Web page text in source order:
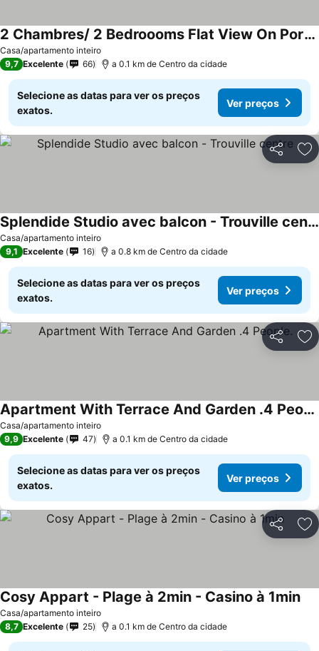
Casa/apartamento inteiro
2 Chambres/ 2 Bedroooms Flat View On Port And Casino Hotel Spa
9,7 Excelente 66 a 0.1 km de Centro da cidade
Selecione as datas para ver os preços
exatos.
Ver preços
Partilhar
Casa/apartamento inteiro
Splendide Studio avec balcon - Trouville centre
9,1 Excelente 16 a 0.8 km de Centro da cidade
Selecione as datas para ver os preços
exatos.
Ver preços
Partilhar
Casa/apartamento inteiro
Apartment With Terrace And Garden .4 People.
9,9 Excelente 47 a 0.1 km de Centro da cidade
Selecione as datas para ver os preços
exatos.
Ver preços
Partilhar
Casa/apartamento inteiro
Cosy Appart - Plage à 2min - Casino à 1min
8,7 Excelente 25 a 0.1 km de Centro da cidade